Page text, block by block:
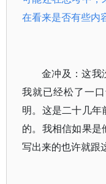
在看来是否有些内
金冲及：这我
我就已经松了一
明。这是二十几
的。我相信如果是
写出来的也许就跟